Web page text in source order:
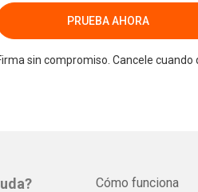
PRUEBA AHORA
sin compromiso. Cancele cuando
Cómo funciona